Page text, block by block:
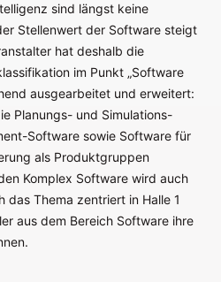
sind längst keine
Stellenwert der Software steigt
hat deshalb die
im Punkt „Software
ausgearbeitet und erweitert:
Planungs- und Simulations-
Software sowie Software für
als Produktgruppen
Komplex Software wird auch
Thema zentriert in Halle 1
aus dem Bereich Software ihre